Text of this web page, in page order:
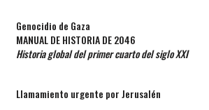
Genocidio de Gaza
MANUAL DE HISTORIA DE 2046
Historia global del primer cuarto del siglo XXI
Llamamiento urgente por Jerusalén